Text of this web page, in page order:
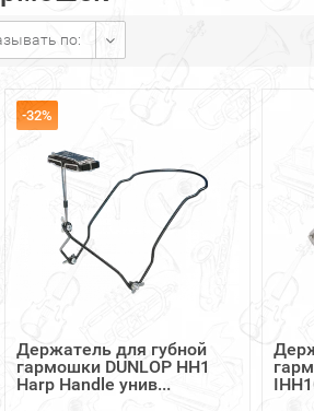
по:
-32%
Держатель для губной
гармошки DUNLOP HH1
Harp Handle унив...